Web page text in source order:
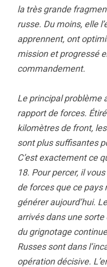
la très grande
russe. Du moins, elle
apprennent, ont
mission et progressé
commandement.
Le principal problème
rapport de forces.
kilomètres de front,
sont plus suffisantes
C’est exactement ce
18. Pour percer, il
de forces que ce pays
générer aujourd’hui.
arrivés dans une sorte
du grignotage
Russes sont dans
opération décisive.